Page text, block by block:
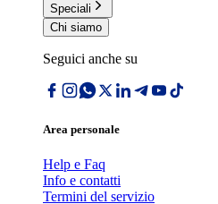
Speciali
Chi siamo
Seguici anche su
Area personale
Help e Faq
Info e contatti
Termini del servizio